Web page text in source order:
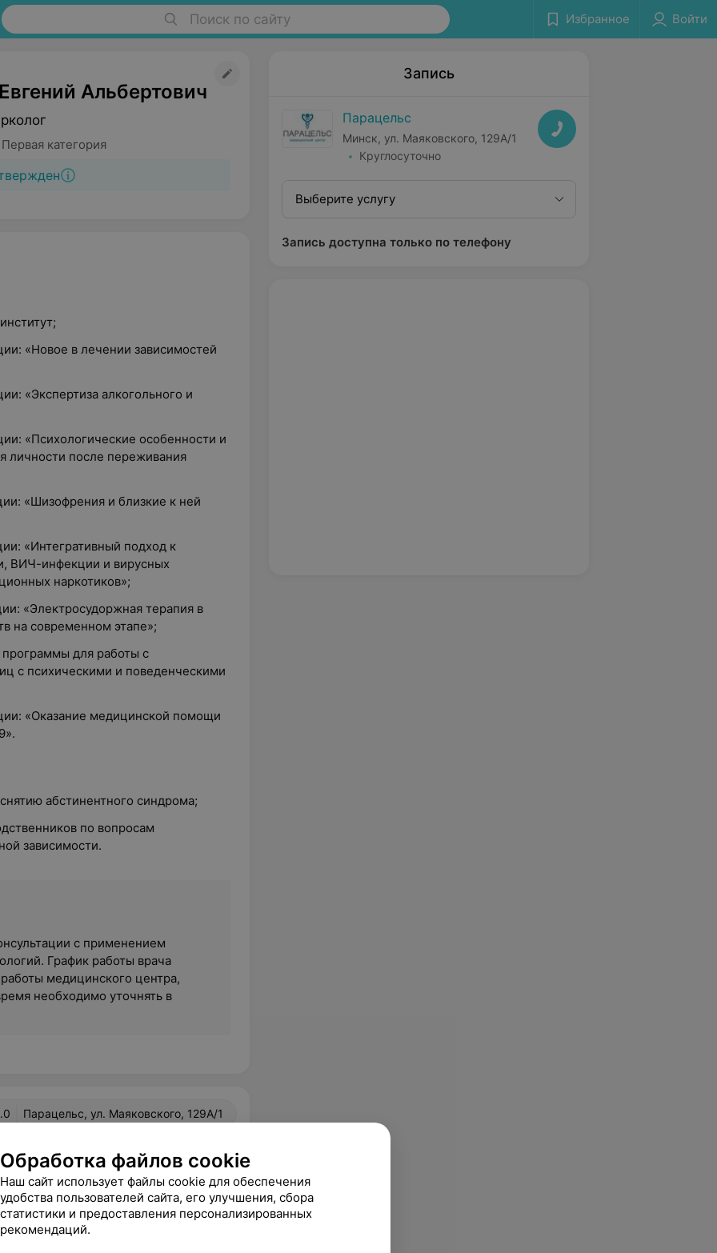
Поиск по сайту Избранное Войти
Альбертович
категория
«Новое в лечении зависимостей
«Экспертиза алкогольного и
«Психологические особенности и
личности после переживания
«Шизофрения и близкие к ней
«Интегративный подход к
ВИЧ-инфекции и вирусных
наркотиков»;
«Электросудоржная терапия в
на современном этапе»;
для работы с
с психическими и поведенческими
«Оказание медицинской помощи
абстинентного синдрома;
по вопросам
зависимости.
с применением
График работы врача
медицинского центра,
необходимо уточнять в
Парацельс, ул. Маяковского, 129А/1
Шеремету Евгению Альбертовичу
помощь! Меня практически вытащили
живу!
Запись
Парацельс
Минск, ул. Маяковского, 129А/1
Круглосуточно
Выберите услугу
Запись доступна только по телефону
Обработка файлов cookie
Наш сайт использует файлы cookie для обеспечения
удобства пользователей сайта, его улучшения, сбора
статистики и предоставления персонализированных
рекомендаций.